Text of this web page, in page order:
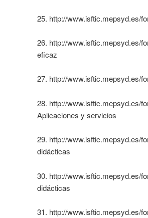
25. http://www.isftic.mepsyd.es/
26. http://www.isftic.mepsyd.es/
eficaz
27. http://www.isftic.mepsyd.es/
28. http://www.isftic.mepsyd.es/
Aplicaciones y servicios
29. http://www.isftic.mepsyd.es/
didácticas
30. http://www.isftic.mepsyd.es/
didácticas
31. http://www.isftic.mepsyd.es/